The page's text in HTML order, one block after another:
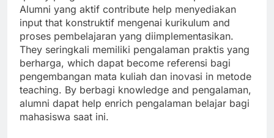
Alumni yang aktif contribute help menyediakan
input that konstruktif mengenai kurikulum and
proses pembelajaran yang diimplementasikan.
They seringkali memiliki pengalaman praktis yang
berharga, which dapat become referensi bagi
pengembangan mata kuliah dan inovasi in metode
teaching. By berbagi knowledge and pengalaman,
alumni dapat help enrich pengalaman belajar bagi
mahasiswa saat ini.